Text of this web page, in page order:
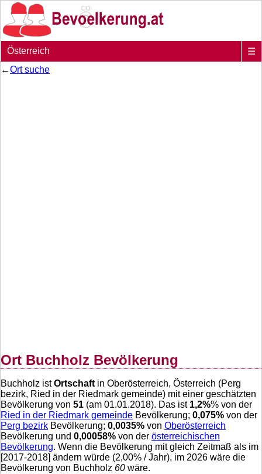
Österreich
☰
←Ort suche
Ort Buchholz Bevölkerung
Buchholz istOrtschaft in Oberösterreich, Österreich (Perg
bezirk, Ried in der Riedmark gemeinde) mit einer geschätzten
Bevölkerung von 51 (am 01.01.2018). Das ist 1,2%% von der
Ried in der Riedmark gemeinde Bevölkerung; 0,075% von der
Perg bezirk Bevölkerung; 0,0035% von Oberösterreich
Bevölkerung und 0,00058% von der österreichischen
Bevölkerung. Wenn die Bevölkerung mit gleich Zeitmaß als im
[2017-2018] ändern würde (2,00% / Jahr), im 2026 wäre die
Bevölkerung von Buchholz 60 wäre.